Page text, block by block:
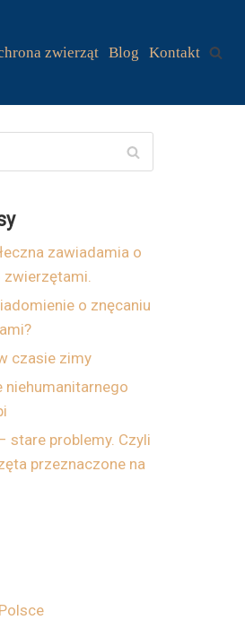
zwierząt Blog Kontakt
zawiadamia o
zwierzętami.
o znęcaniu
czasie zimy
niehumanitarnego
stare problemy. Czyli
przeznaczone na